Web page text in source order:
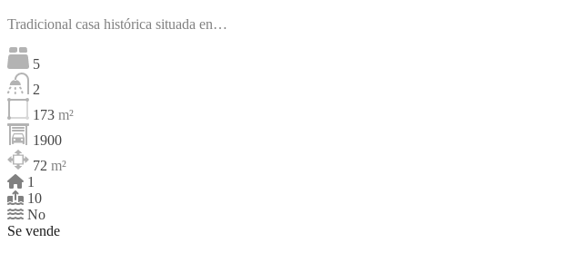
Tradicional casa histórica situada en…
5
2
173 m²
1900
72 m²
1
10
No
Se vende